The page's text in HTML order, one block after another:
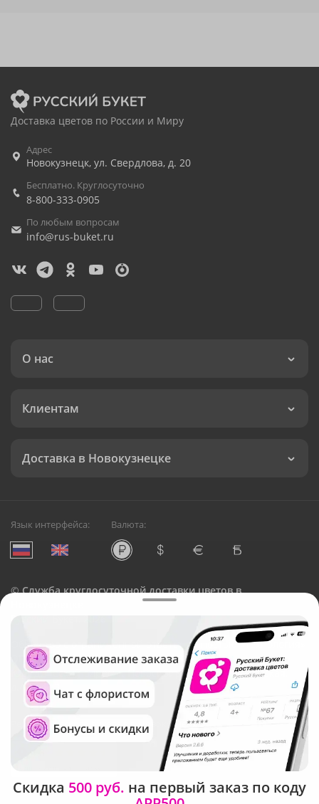
Доставка цветов по России и Миру
Адрес
Новокузнецк, ул. Свердлова, д. 20
Бесплатно. Круглосуточно
8-800-333-0905
По любым вопросам
info@rus-buket.ru
О нас
Клиентам
Доставка в Новокузнецке
Язык интерфейса: Валюта:
©Служба круглосуточной доставки цветов в
Русский Букет, 2026
Общество с ограниченной ответственностью «Технология»
ОГРН: 1195476081745, ИНН: 5410081997
Юридический адрес: г. Новосибирск, ул. Ипподромская,
д.42, оф. 3
Рейтинг Русского букета в г. Новокузнецк
Скидка 500 руб. на первый заказ по коду